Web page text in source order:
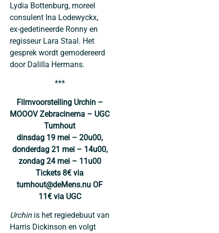
Lydia Bottenburg, moreel
consulent Ina Lodewyckx,
ex-gedetineerde Ronny en
regisseur Lara Staal. Het
gesprek wordt gemodereerd
door Dalilla Hermans.
***
Filmvoorstelling Urchin –
MOOOV Zebracinema – UGC
Turnhout
dinsdag 19 mei – 20u00,
donderdag 21 mei – 14u00,
zondag 24 mei – 11u00
Tickets 8€ via
turnhout@deMens.nu OF
11€ via UGC
Urchin is het regiedebuut van
Harris Dickinson en volgt